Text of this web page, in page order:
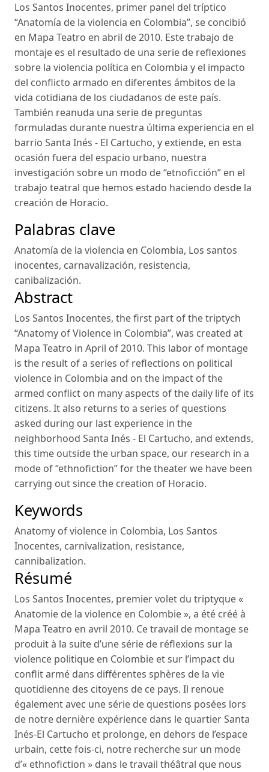
Los Santos Inocentes, primer panel del tríptico
“Anatomía de la violencia en Colombia”, se concibió
en Mapa Teatro en abril de 2010. Este trabajo de
montaje es el resultado de una serie de reflexiones
sobre la violencia política en Colombia y el impacto
del conflicto armado en diferentes ámbitos de la
vida cotidiana de los ciudadanos de este país.
También reanuda una serie de preguntas
formuladas durante nuestra última experiencia en el
barrio Santa Inés - El Cartucho, y extiende, en esta
ocasión fuera del espacio urbano, nuestra
investigación sobre un modo de “etnoficción” en el
trabajo teatral que hemos estado haciendo desde la
creación de Horacio.
Palabras clave
Anatomía de la violencia en Colombia, Los santos
inocentes, carnavalización, resistencia,
canibalización.
Abstract
Los Santos Inocentes, the first part of the triptych
“Anatomy of Violence in Colombia”, was created at
Mapa Teatro in April of 2010. This labor of montage
is the result of a series of reflections on political
violence in Colombia and on the impact of the
armed conflict on many aspects of the daily life of its
citizens. It also returns to a series of questions
asked during our last experience in the
neighborhood Santa Inés - El Cartucho, and extends,
this time outside the urban space, our research in a
mode of “ethnofiction” for the theater we have been
carrying out since the creation of Horacio.
Keywords
Anatomy of violence in Colombia, Los Santos
Inocentes, carnivalization, resistance,
cannibalization.
Résumé
Los Santos Inocentes, premier volet du triptyque «
Anatomie de la violence en Colombie », a été créé à
Mapa Teatro en avril 2010. Ce travail de montage se
produit à la suite d’une série de réflexions sur la
violence politique en Colombie et sur l’impact du
conflit armé dans différentes sphères de la vie
quotidienne des citoyens de ce pays. Il renoue
également avec une série de questions posées lors
de notre dernière expérience dans le quartier Santa
Inés-El Cartucho et prolonge, en dehors de l’espace
urbain, cette fois-ci, notre recherche sur un mode
d’« ethnofiction » dans le travail théâtral que nous